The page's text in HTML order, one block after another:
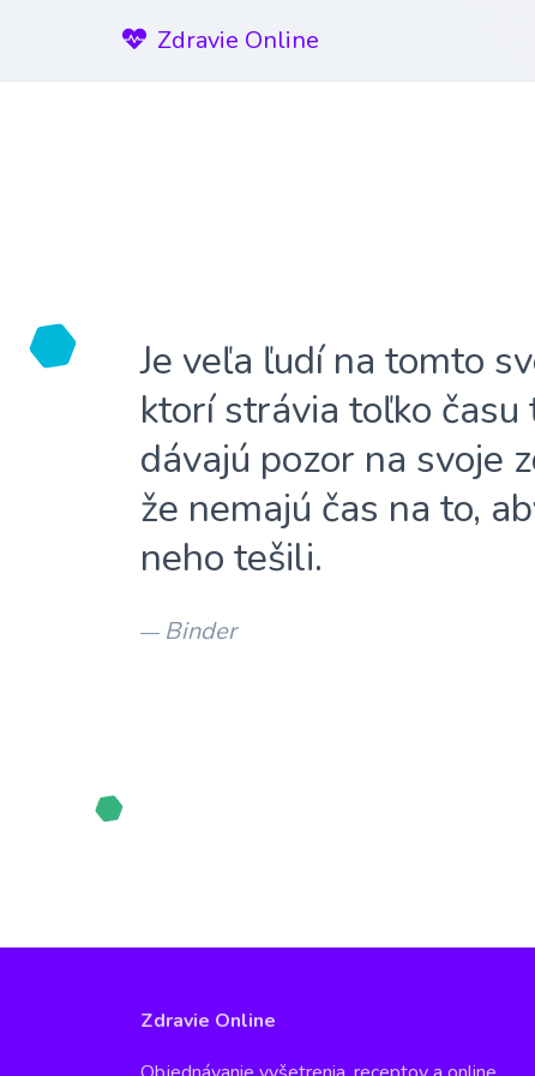
Zdravie Online
Je veľa ľudí na tomto
ktorí strávia toľko času
dávajú pozor na svoje
že nemajú čas na to,
neho tešili.
— Binder
Zdravie Online